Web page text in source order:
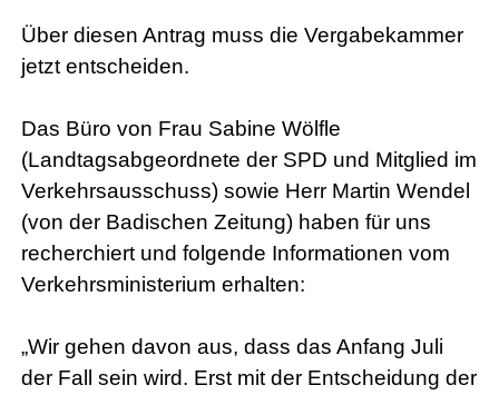
Über diesen Antrag muss die Vergabekammer
jetzt entscheiden.
Das Büro von Frau Sabine Wölfle
(Landtagsabgeordnete der SPD und Mitglied im
Verkehrsausschuss) sowie Herr Martin Wendel
(von der Badischen Zeitung) haben für uns
recherchiert und folgende Informationen vom
Verkehrsministerium erhalten:
„Wir gehen davon aus, dass das Anfang Juli
der Fall sein wird. Erst mit der Entscheidung der